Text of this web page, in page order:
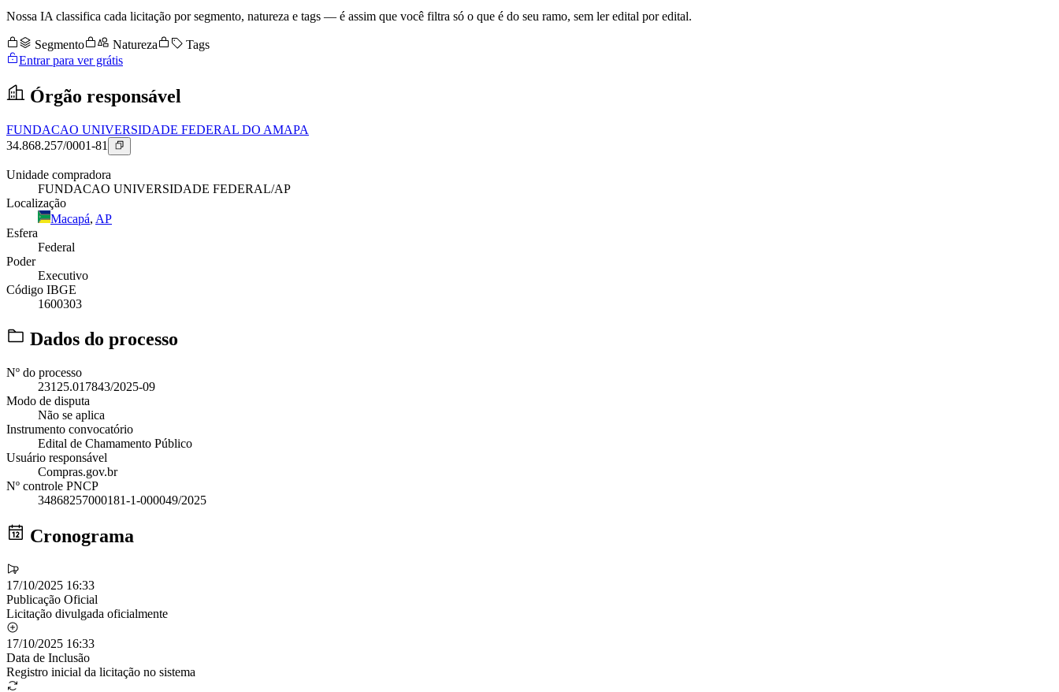
Nossa IA classifica cada licitação por segmento, natureza e tags — é assim que você filtra só o que é do seu ramo, sem ler edital por edital.
Segmento Natureza
Tags
Entrar para ver grátis
Órgão responsável
FUNDACAO UNIVERSIDADE FEDERAL DO AMAPA
34.868.257/0001-81
Unidade compradora
FUNDACAO UNIVERSIDADE FEDERAL/AP
Localização
Macapá, AP
Esfera
Federal
Poder
Executivo
Código IBGE
1600303
Dados do processo
Nº do processo
23125.017843/2025-09
Modo de disputa
Não se aplica
Instrumento convocatório
Edital de Chamamento Público
Usuário responsável
Compras.gov.br
Nº controle PNCP
34868257000181-1-000049/2025
Cronograma
17/10/2025 16:33
Publicação Oficial
Licitação divulgada oficialmente
17/10/2025 16:33
Data de Inclusão
Registro inicial da licitação no sistema